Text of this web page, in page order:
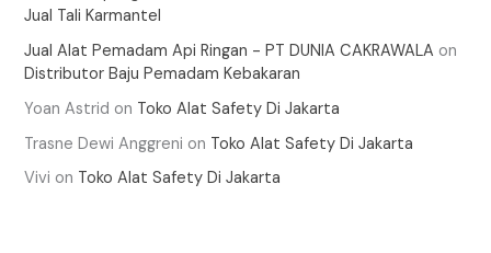
Jual Tali Karmantel
Jual Alat Pemadam Api Ringan - PT DUNIA CAKRAWALA on
Distributor Baju Pemadam Kebakaran
Yoan Astrid on Toko Alat Safety Di Jakarta
Trasne Dewi Anggreni on Toko Alat Safety Di Jakarta
Vivi on Toko Alat Safety Di Jakarta